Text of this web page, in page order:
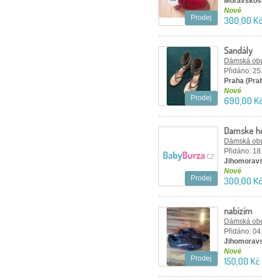
Prodej
Nové
300,00
Prodej
Sandály
Dámská
Přidáno:
Praha
Nové
690,00
Prodej
Damske
Dámská
Přidáno:
Nové
300,00 Kč
Prodej
nabízím
Dámská
Přidáno:
Nové
150,00 Kč